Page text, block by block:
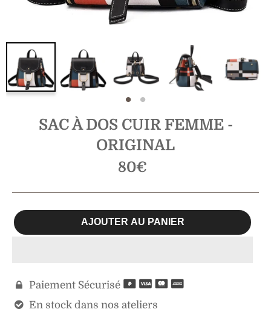
SAC À DOS CUIR FEMME -
ORIGINAL
Prix
régulier
80€
AJOUTER AU PANIER
 Paiement Sécurisé
 En stock dans nos ateliers